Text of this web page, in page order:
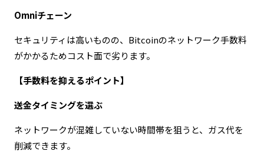
Omniチェーン
セキュリティは高いものの、Bitcoinのネットワーク手数料
がかかるためコスト面で劣ります。
【手数料を抑えるポイント】
送金タイミングを選ぶ
ネットワークが混雑していない時間帯を狙うと、ガス代を
削減できます。